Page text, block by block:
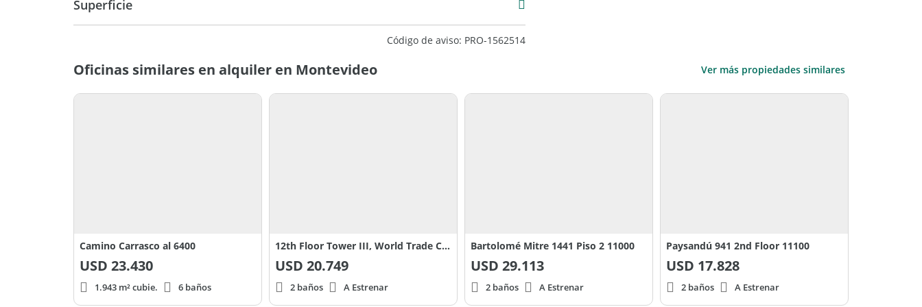
Superficie
Código de aviso: PRO-1562514
Oficinas similares en alquiler en Montevideo Ver más propiedades similares
Camino Carrasco al 6400
USD 23.430
1.943 m² cubie. 6 baños
12th Floor Tower III, World Trade Center, Av. Luís Alberto Herrera y Av. Veintiséis de Marzo, Montevideo, Uruguay
USD 20.749
2 baños A Estrenar
Bartolomé Mitre 1441 Piso 2 11000
USD 29.113
2 baños A Estrenar
Paysandú 941 2nd Floor 11100
USD 17.828
2 baños A Estrenar